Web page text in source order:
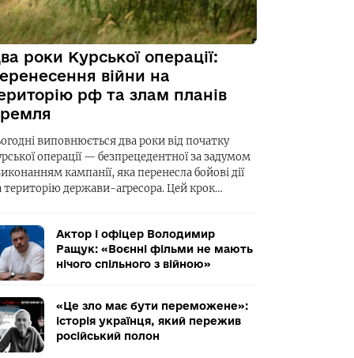
роки Курської операції:
війни на
рф та злам планів
виповнюється два роки від початку
операції — безпрецедентної за задумом
кампанії, яка перенесла бойові дії
територію держави-агресора. Цей крок…
Актор і офіцер Володимир
Ращук: «Воєнні фільми не мають
нічого спільного з війною»
«Це зло має бути переможене»:
історія українця, який пережив
російський полон